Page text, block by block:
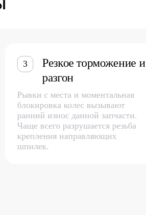
3
Резкое торможение и
разгон
Рывки с места и моментальная
блокировка колес вызывают
ранний износ данной запчасти.
Чаще всего разрушается резьба
крепления направляющих
шпилек.